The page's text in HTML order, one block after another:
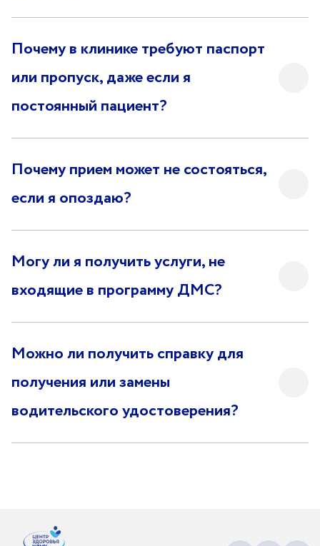
Санаторий-профилакторий
399000, г. Липецк, Плехановское лесничество,
Ленинский лесхоз, квартал 67
Понедельник — четверг
08:00–15:45
перерыв 12:00–12:30
+7 (4742) 72-73-31
Версия для слабовидящих
Почему в клинике требуют паспорт
или пропуск, даже если я
постоянный пациент?
Почему прием может не состояться,
если я опоздаю?
Могу ли я получить услуги, не
входящие в программу ДМС?
Можно ли получить справку для
получения или замены
водительского удостоверения?